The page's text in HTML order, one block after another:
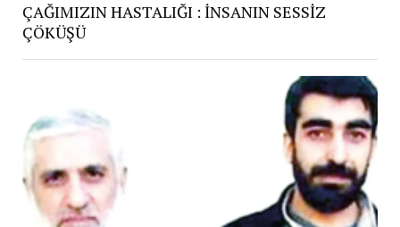
ÇAĞIMIZIN HASTALIĞI : İNSANIN SESSİZ
ÇÖKÜŞÜ